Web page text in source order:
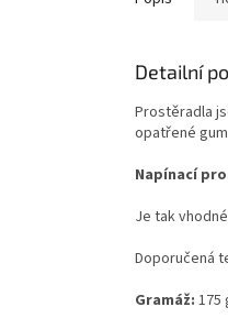
Detailní
Prostěradla
opatřené
Napínací
Je tak
Doporučená
Gramáž: 175